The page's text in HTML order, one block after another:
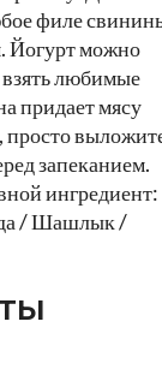
филе
Йогурт можно
любимые
придает мясу
просто
запеканием.
ингредиент:
/ Шашлык /